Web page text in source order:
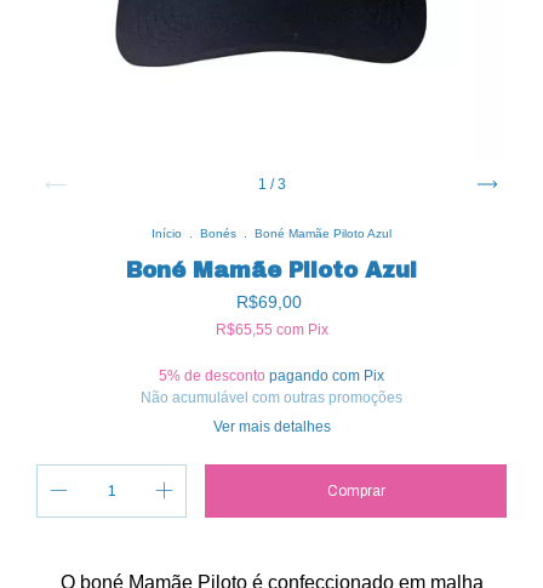
1 /3
Início Bonés Boné Mamãe Piloto Azul
Boné Mamãe Piloto Azul
R$69,00
R$65,55 com Pix
5% de desconto pagando com Pix
Não acumulável com outras promoções
Ver mais detalhes
O boné Mamãe Piloto é confeccionado em malha